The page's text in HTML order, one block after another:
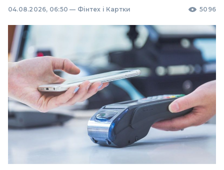
04.08.2026, 06:50 — Фінтех і Картки 5096